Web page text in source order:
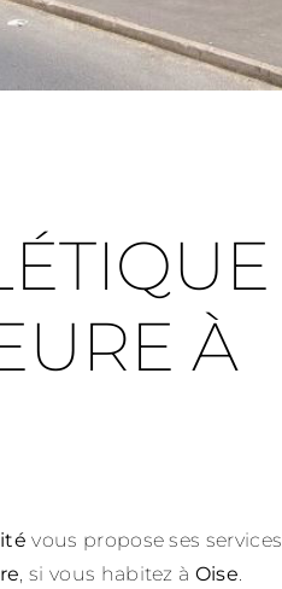
À
vous propose ses services
, si vous habitez à Oise.